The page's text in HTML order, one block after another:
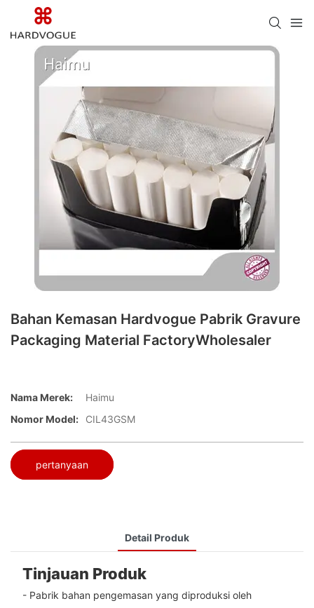
Bahan Kemasan Hardvogue Pabrik Gravure
Packaging Material FactoryWholesaler
Nama Merek:
Haimu
Nomor Model:
CIL43GSM
pertanyaan
Detail Produk
Tinjauan Produk
- Pabrik bahan pengemasan yang diproduksi oleh